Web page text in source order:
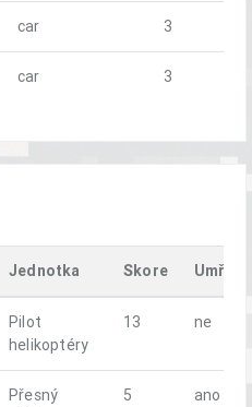
car 3
car 3
Jednotka Skore Umřel
Pilot
helikoptéry
13 ne
Přesný
5 ano